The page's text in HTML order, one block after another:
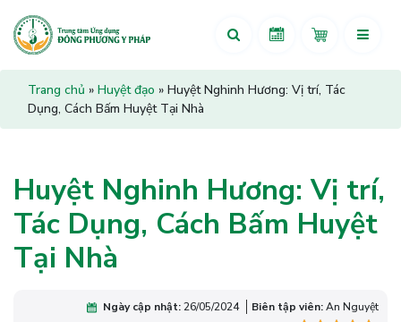
Trang chủ » Huyệt đạo » Huyệt Nghinh Hương: Vị trí, Tác
Dụng, Cách Bấm Huyệt Tại Nhà
Huyệt Nghinh Hương: Vị trí,
Tác Dụng, Cách Bấm Huyệt
Tại Nhà
Ngày cập nhật:26/05/2024 Biên tập viên:An Nguyệt